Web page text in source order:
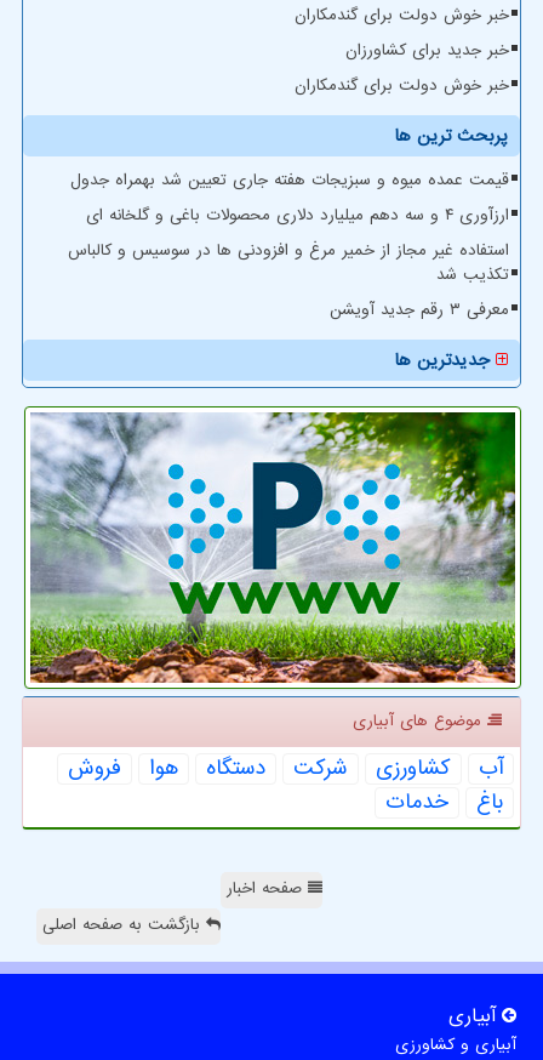
خبر خوش دولت برای گندمکاران
خبر جدید برای کشاورزان
خبر خوش دولت برای گندمکاران
پربحث ترین ها
قیمت عمده میوه و سبزیجات هفته جاری تعیین شد بهمراه جدول
ارزآوری ۴ و سه دهم میلیارد دلاری محصولات باغی و گلخانه ای
استفاده غیر مجاز از خمیر مرغ و افزودنی ها در سوسیس و کالباس
تکذیب شد
معرفی ۳ رقم جدید آویشن
جدیدترین ها
موضوع های آبیاری
آب كشاورزی شركت دستگاه هوا
فروش
باغ
خدمات
صفحه اخبار
بازگشت به صفحه اصلی
آبیاری
آبیاری و کشاورزی